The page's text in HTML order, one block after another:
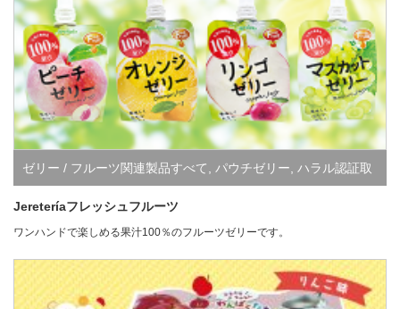
ゼリー / フルーツ関連製品すべて パウチゼリー ハラル認証取
得商品
Jereteríaフレッシュフルーツ
ワンハンドで楽しめる果汁100％のフルーツゼリーです。